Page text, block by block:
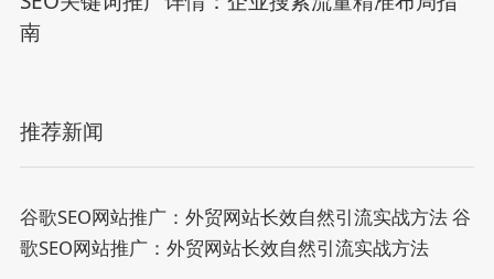
南
推荐新闻
谷歌SEO网站推广：外贸网站长效自然引流实战方法谷
歌SEO网站推广：外贸网站长效自然引流实战方法